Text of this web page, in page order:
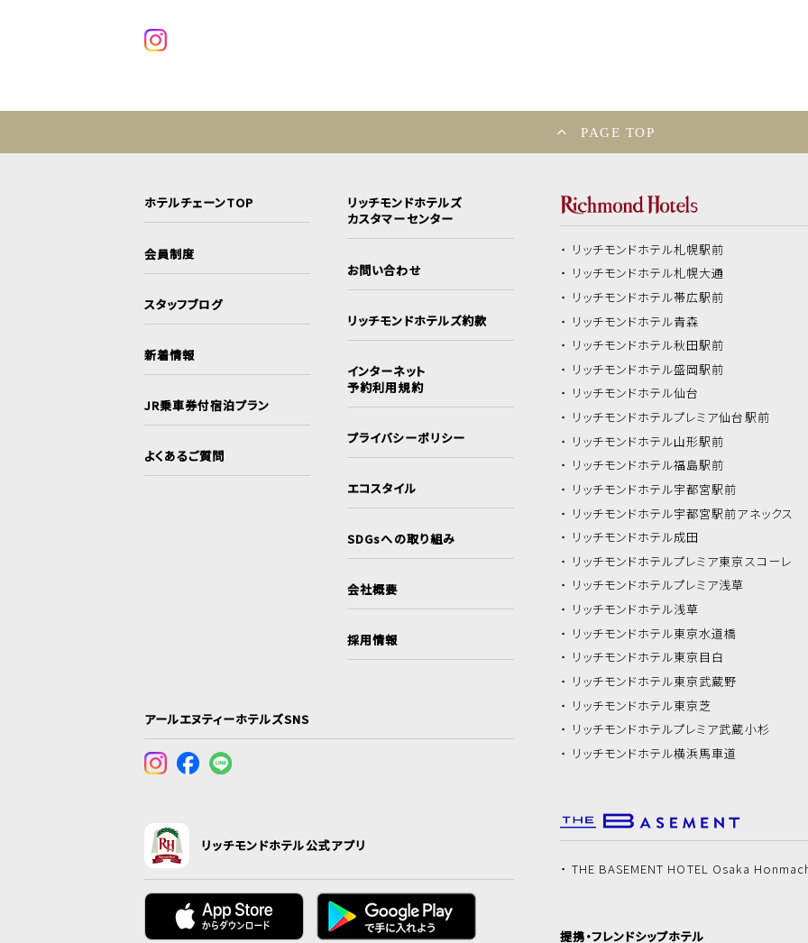
PAGE TOP
ホテルチェーンTOP
会員制度
スタッフブログ
新着情報
JR乗車券付宿泊プラン
よくあるご質問
リッチモンドホテルズ
カスタマーセンター
お問い合わせ
リッチモンドホテルズ約款
インターネット
予約利用規約
プライバシーポリシー
エコスタイル
SDGsへの取り組み
会社概要
採用情報
アールエヌティーホテルズSNS
リッチモンドホテル公式アプリ
リッチモンドホテル札幌駅前
リッチモンドホテル札幌大通
リッチモンドホテル帯広駅前
リッチモンドホテル青森
リッチモンドホテル秋田駅前
リッチモンドホテル盛岡駅前
リッチモンドホテル仙台
リッチモンドホテルプレミア仙台駅前
リッチモンドホテル山形駅前
リッチモンドホテル福島駅前
リッチモンドホテル宇都宮駅前
リッチモンドホテル宇都宮駅前アネックス
リッチモンドホテル成田
リッチモンドホテルプレミア東京スコーレ
リッチモンドホテルプレミア浅草
リッチモンドホテル浅草
リッチモンドホテル東京水道橋
リッチモンドホテル東京目白
リッチモンドホテル東京武蔵野
リッチモンドホテル東京芝
リッチモンドホテルプレミア武蔵小杉
リッチモンドホテル横浜馬車道
THE BASEMENT HOTEL Osaka
提携・フレンドシップホテル